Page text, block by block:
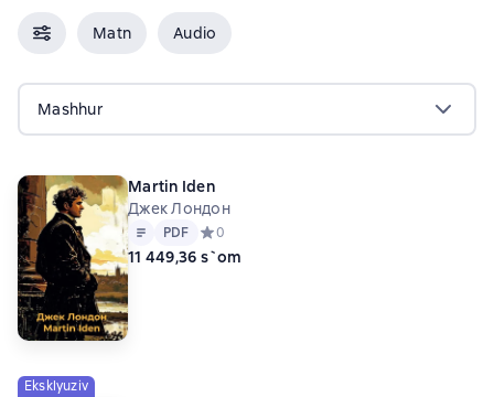
Matn Audio
Mashhur
Martin Iden
Джек Лондон
Matn PDF
PDF Средний рейтинг 0 на основе 0 оценок
0
11 449,36 s`om
Eksklyuziv